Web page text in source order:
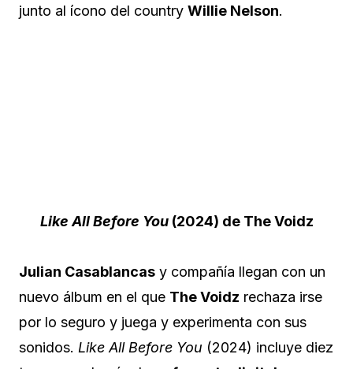
junto al ícono del country Willie Nelson.
Like All Before You(2024) de The Voidz
Julian Casablancas y compañía llegan con un
nuevo álbum en el que The Voidz rechaza irse
por lo seguro y juega y experimenta con sus
sonidos. Like All Before You (2024) incluye diez